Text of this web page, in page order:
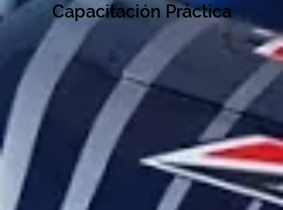
Capacitación Práctica